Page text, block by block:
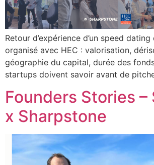
Retour d’expérience d’un speed
organisé avec HEC : valorisation,
géographie du capital, durée des
startups doivent savoir avant de
Founders Stories –
x Sharpstone